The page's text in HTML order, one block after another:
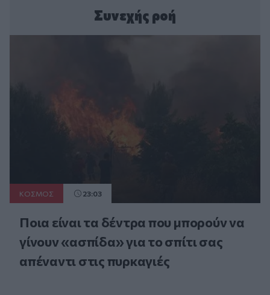
Συνεχής ροή
ΚΟΣΜΟΣ 23:03
Ποια είναι τα δέντρα που μπορούν να
γίνουν «ασπίδα» για το σπίτι σας
απέναντι στις πυρκαγιές